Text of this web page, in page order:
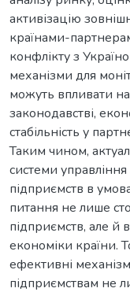
активізацію
країнами-
конфлікту з
механізми для
можуть впливати на
законодавстві,
стабільність у
Таким чином,
системи
підприємств в
питання не лише
підприємств, але й
економіки країни.
ефективні
підприємствам не